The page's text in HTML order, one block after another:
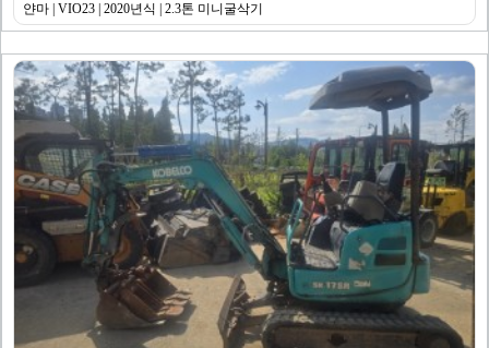
얀마 | VIO23 | 2020년식 | 2.3톤 미니굴삭기